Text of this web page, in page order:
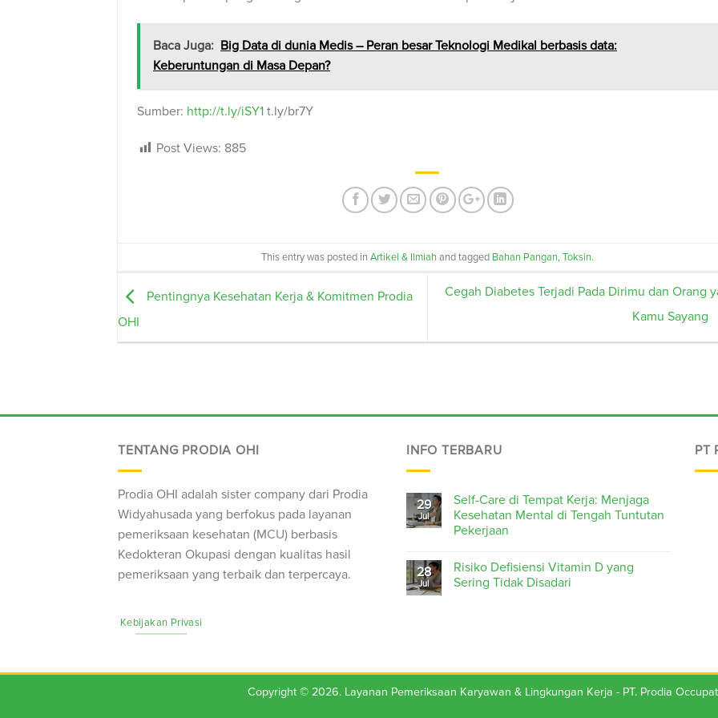
Baca Juga: Big Data di dunia Medis – Peran besar Teknologi Medikal berbasis data:
Keberuntungan di Masa Depan?
Sumber: http://t.ly/iSY1 t.ly/br7Y
Post Views: 885
This entry was posted in Artikel & Ilmiah and tagged Bahan Pangan, Toksin.
Pentingnya Kesehatan Kerja & Komitmen Prodia
OHI
Cegah Diabetes Terjadi Pada Dirimu dan Orang
Kamu Sayang
TENTANG PRODIA OHI
Prodia OHI adalah sister company dari Prodia
Widyahusada yang berfokus pada layanan
pemeriksaan kesehatan (MCU) berbasis
Kedokteran Okupasi dengan kualitas hasil
pemeriksaan yang terbaik dan terpercaya.
Kebijakan Privasi
INFO TERBARU
29
Jul
Self-Care di Tempat Kerja: Menjaga
Kesehatan Mental di Tengah Tuntutan
Pekerjaan
28
Jul
Risiko Defisiensi Vitamin D yang
Sering Tidak Disadari
PT
Copyright © 2026. Layanan Pemeriksaan Karyawan & Lingkungan Kerja - PT. Prodia